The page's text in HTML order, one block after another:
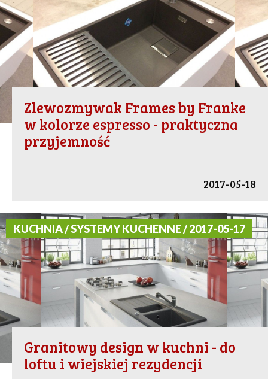
Zlewozmywak Frames by Franke
w kolorze espresso - praktyczna
przyjemność
2017-05-18
KUCHNIA / SYSTEMY KUCHENNE / 2017-05-17
Granitowy design w kuchni - do
loftu i wiejskiej rezydencji